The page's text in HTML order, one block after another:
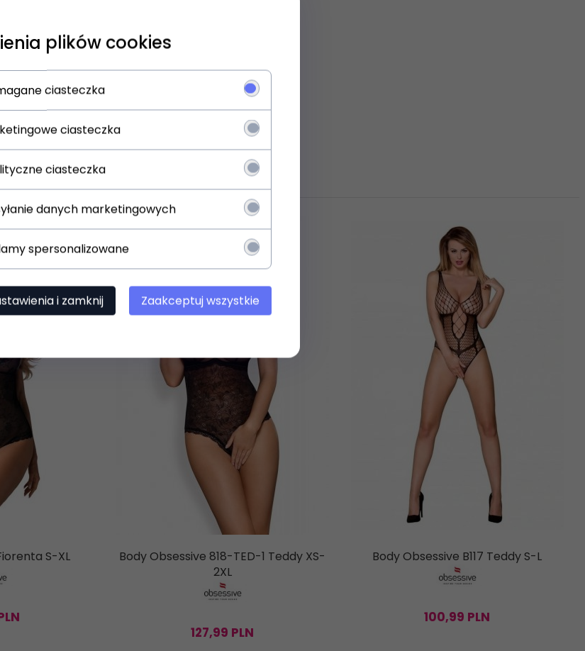
i modelującą biust,
S-XL
Body Obsessive 818-TED-1 Teddy XS-
2XL
127,99 PLN
Body Obsessive B117 Teddy S-L
100,99 PLN
plików cookies
ciasteczka
ciasteczka
ciasteczka
danych marketingowych
spersonalizowane
i zamknij Zaakceptuj wszystkie
i odbierz
i rabatach
się